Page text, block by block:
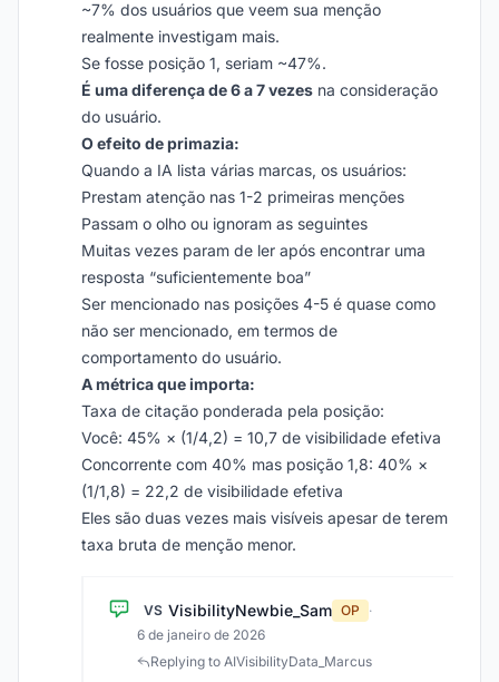
~7% dos usuários que veem sua menção
realmente investigam mais.
Se fosse posição 1, seriam ~47%.
É uma diferença de 6 a 7 vezes na consideração
do usuário.
O efeito de primazia:
Quando a IA lista várias marcas, os usuários:
Prestam atenção nas 1-2 primeiras menções
Passam o olho ou ignoram as seguintes
Muitas vezes param de ler após encontrar uma
resposta “suficientemente boa”
Ser mencionado nas posições 4-5 é quase como
não ser mencionado, em termos de
comportamento do usuário.
A métrica que importa:
Taxa de citação ponderada pela posição:
Você: 45% × (1/4,2) = 10,7 de visibilidade efetiva
Concorrente com 40% mas posição 1,8: 40% ×
(1/1,8) = 22,2 de visibilidade efetiva
Eles são duas vezes mais visíveis apesar de terem
taxa bruta de menção menor.
VS VisibilityNewbie_Sam OP
·
6 de janeiro de 2026
Replying to AIVisibilityData_Marcus